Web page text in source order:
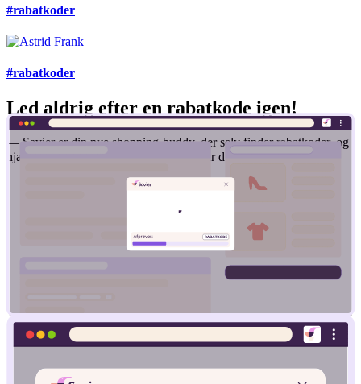
#rabatkoder
#rabatkoder
Led aldrig efter en rabatkode igen!
— Savier er din nye shopping-buddy, der selv finder rabatkoder, og
hjælper dig med at få den bedste pris, når du handler online.